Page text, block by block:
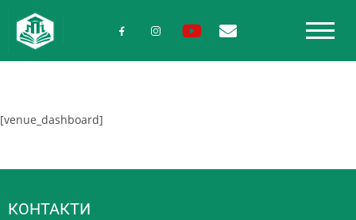
[venue_dashboard]
КОНТАКТИ